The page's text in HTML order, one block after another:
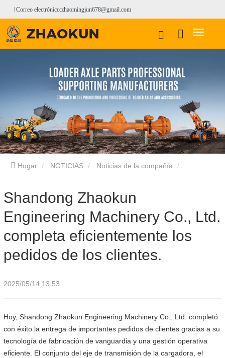
Correo electrónico:zhaomingjun678@gmail.com
Hogar NOTICIAS Noticias de la compañía
eficientemente los pedidos de los clientes.
Shandong Zhaokun
Engineering Machinery Co., Ltd.
completa eficientemente los
pedidos de los clientes.
2025/05/14 13:53
Hoy, Shandong Zhaokun Engineering Machinery Co., Ltd. completó
con éxito la entrega de importantes pedidos de clientes gracias a su
tecnología de fabricación de vanguardia y una gestión operativa
eficiente. El conjunto del eje de transmisión de la cargadora, el